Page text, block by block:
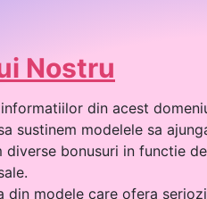
Nostru
din acest
sustinem modelele sa
bonusuri in functie
din modele care ofera